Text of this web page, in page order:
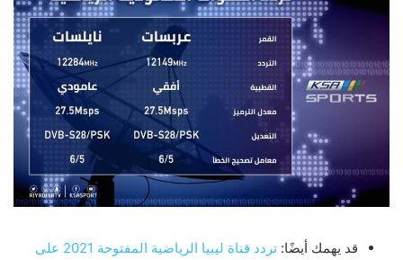
قد يهمك أيضًا:
تردد قناة ليبيا الرياضية المفتوحة 2021 على